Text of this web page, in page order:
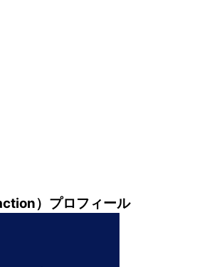
）プロフィール